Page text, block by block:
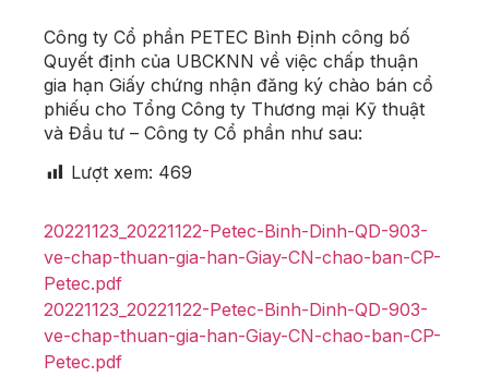
Công ty Cổ phần PETEC Bình Định công bố
Quyết định của UBCKNN về việc chấp thuận
gia hạn Giấy chứng nhận đăng ký chào bán cổ
phiếu cho Tổng Công ty Thương mại Kỹ thuật
và Đầu tư – Công ty Cổ phần như sau:
Lượt xem: 469
20221123_20221122-Petec-Binh-Dinh-QD-903-
ve-chap-thuan-gia-han-Giay-CN-chao-ban-CP-
Petec.pdf
20221123_20221122-Petec-Binh-Dinh-QD-903-
ve-chap-thuan-gia-han-Giay-CN-chao-ban-CP-
Petec.pdf